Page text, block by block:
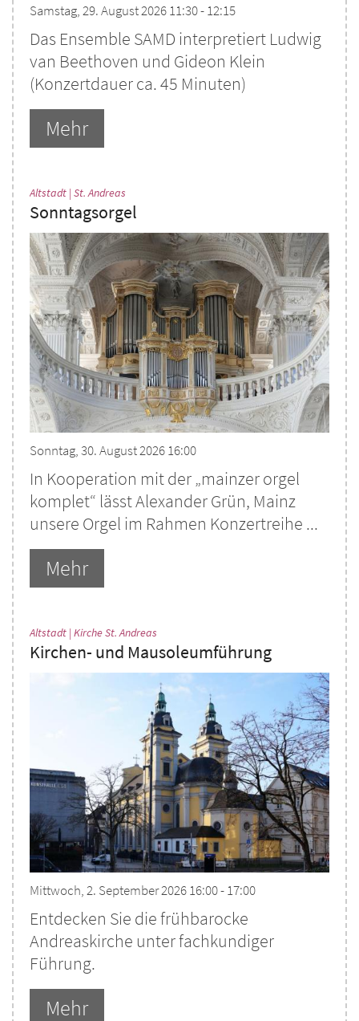
Samstag, 29. August 2026 11:30 - 12:15
Das Ensemble SAMD interpretiert Ludwig
van Beethoven und Gideon Klein
(Konzertdauer ca. 45 Minuten)
Mehr
Altstadt | St. Andreas
Sonntagsorgel
Sonntag, 30. August 2026 16:00
In Kooperation mit der „mainzer orgel
komplet“ lässt Alexander Grün, Mainz
unsere Orgel im Rahmen Konzertreihe ...
Mehr
Altstadt | Kirche St. Andreas
Kirchen- und Mausoleumführung
Mittwoch, 2. September 2026 16:00 - 17:00
Entdecken Sie die frühbarocke
Andreaskirche unter fachkundiger
Führung.
Mehr